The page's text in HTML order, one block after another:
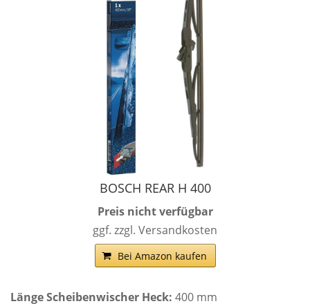
BOSCH REAR H 400
Preis nicht verfügbar
ggf. zzgl. Versandkosten
Bei Amazon kaufen
Länge Scheibenwischer Heck: 400 mm